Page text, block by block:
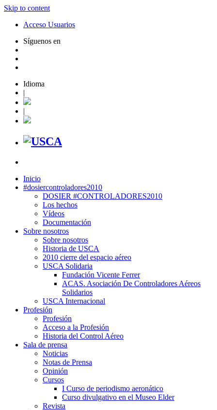
Skip to content
Acceso Usuarios
Síguenos en
Idioma
|
|
Inicio
#dosiercontroladores2010
DOSIER #CONTROLADORES2010
Los hechos
Vídeos
Documentación
Sobre nosotros
Sobre nosotros
Historia de USCA
2010 cierre del espacio aéreo
USCA Solidaria
Fundación Vicente Ferrer
ACAS. Asociación De Controladores Aéreos
Solidarios
USCA Internacional
Profesión
Profesión
Acceso a la Profesión
Historia del Control Aéreo
Sala de prensa
Noticias
Notas de Prensa
Opinión
Cursos
I Curso de periodismo aeronático
Curso divulgativo en el Museo Elder
Revista